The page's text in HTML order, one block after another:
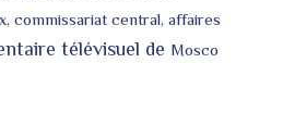
commissariat central, affaires
télévisuel de Mosco